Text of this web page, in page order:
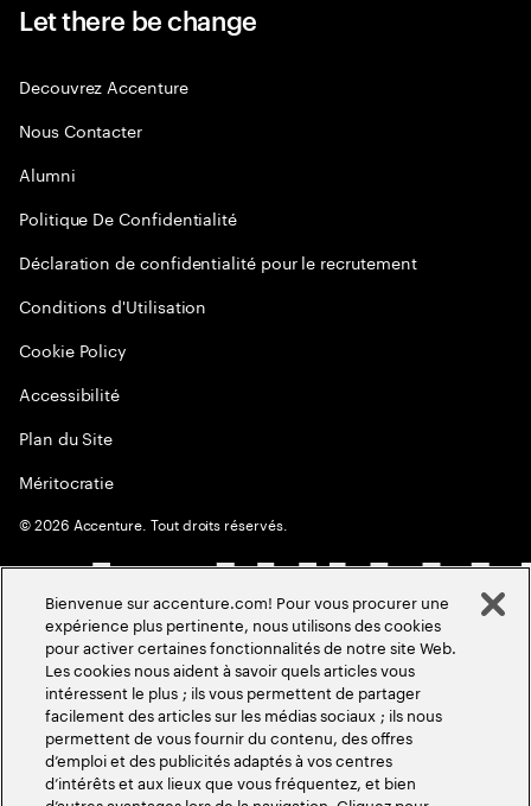
Let there be change
Decouvrez Accenture
Nous Contacter
Alumni
Politique De Confidentialité
Déclaration de confidentialité pour le recrutement
Conditions d'Utilisation
Cookie Policy
Accessibilité
Plan du Site
Méritocratie
©2026 Accenture. Tout droits réservés.
Bienvenue sur accenture.com! Pour vous procurer une
expérience plus pertinente, nous utilisons des cookies
pour activer certaines fonctionnalités de notre site Web.
Les cookies nous aident à savoir quels articles vous
intéressent le plus ; ils vous permettent de partager
facilement des articles sur les médias sociaux ; ils nous
permettent de vous fournir du contenu, des offres
d’emploi et des publicités adaptés à vos centres
d’intérêts et aux lieux que vous fréquentez, et bien